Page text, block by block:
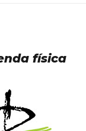
física